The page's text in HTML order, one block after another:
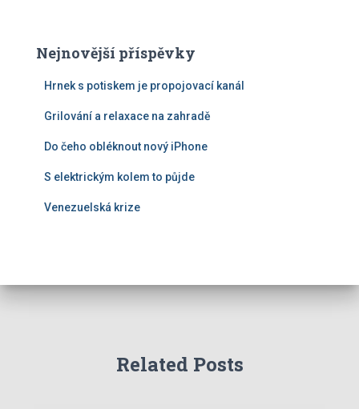
Nejnovější příspěvky
Hrnek s potiskem je propojovací kanál
Grilování a relaxace na zahradě
Do čeho obléknout nový iPhone
S elektrickým kolem to půjde
Venezuelská krize
Related Posts